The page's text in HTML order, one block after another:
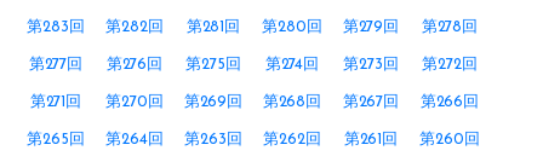
第283回 第282回 第281回 第280回 第279回 第278回
第277回 第276回 第275回 第274回 第273回 第272回
第271回 第270回 第269回 第268回 第267回 第266回
第265回 第264回 第263回 第262回 第261回 第260回